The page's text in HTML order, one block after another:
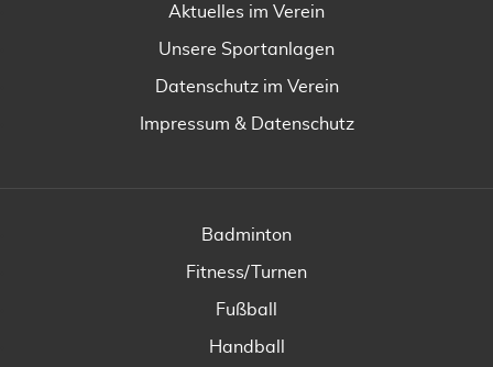
Aktuelles im Verein
Unsere Sportanlagen
Datenschutz im Verein
Impressum & Datenschutz
Badminton
Fitness/Turnen
Fußball
Handball